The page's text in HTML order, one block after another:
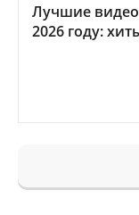
Лучшие
2026 году: